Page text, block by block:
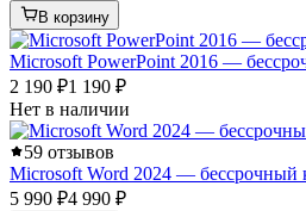
В корзину
Microsoft PowerPoint 2016 —
2 190 ₽1 190 ₽
Нет в наличии
59 отзывов
Microsoft Word 2024 — бессрочный
5 990 ₽4 990 ₽